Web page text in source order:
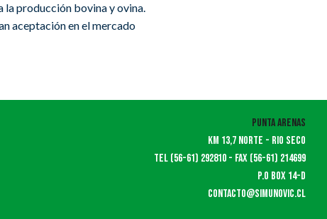
la producción bovina y ovina.
aceptación en el mercado
Punta Arenas
KM 13,7 norte - rio seco
Tel (56-61) 292810 - fax (56-61) 214699
P.O box 14-d
contacto@simunovic.cl